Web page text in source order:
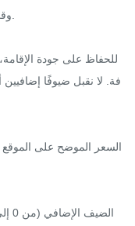
فة. لا نقبل ضيوفًا